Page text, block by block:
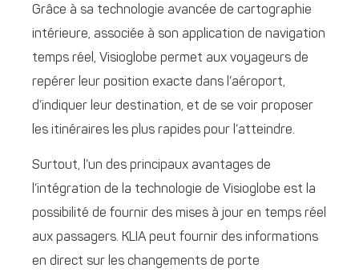
Grâce à sa technologie avancée de cartographie
intérieure, associée à son application de navigation
temps réel, Visioglobe permet aux voyageurs de
repérer leur position exacte dans l’aéroport,
d’indiquer leur destination, et de se voir proposer
les itinéraires les plus rapides pour l’atteindre.
Surtout, l’un des principaux avantages de
l’intégration de la technologie de Visioglobe est la
possibilité de fournir des mises à jour en temps réel
aux passagers. KLIA peut fournir des informations
en direct sur les changements de porte